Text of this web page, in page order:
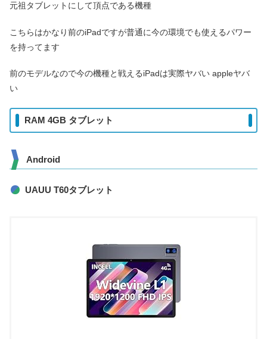
元祖タブレットにして頂点である機種
こちらはかなり前のiPadですが普通に今の環境でも使えるパワー
を持ってます
前のモデルなので今の機種と戦えるiPadは実際ヤバい appleヤバ
い
RAM 4GB タブレット
Android
UAUU T60タブレット